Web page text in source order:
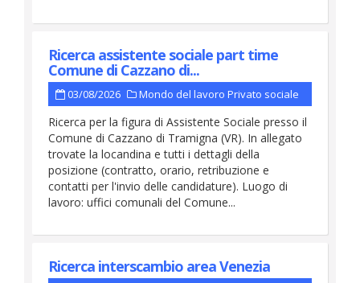
Ricerca assistente sociale part time
Comune di Cazzano di...
03/08/2026 Mondo del lavoro Privato sociale
Ricerca per la figura di Assistente Sociale presso il
Comune di Cazzano di Tramigna (VR). In allegato
trovate la locandina e tutti i dettagli della
posizione (contratto, orario, retribuzione e
contatti per l'invio delle candidature). Luogo di
lavoro: uffici comunali del Comune...
Ricerca interscambio area Venezia